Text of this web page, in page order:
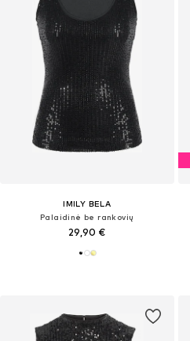
IMILY BELA
Palaidinė be rankovių
29,90 €